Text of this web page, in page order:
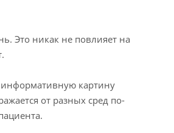
Это никак не повлияет на
информативную картину
от разных сред по-